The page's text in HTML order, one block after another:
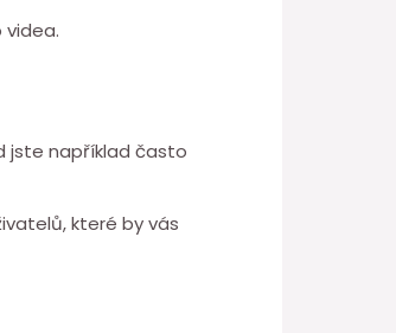
jste například často
které by vás